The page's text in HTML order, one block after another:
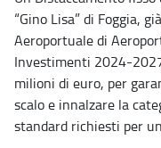
“Gino Lisa” di Foggia,
Aeroportuale di
Investimenti 2024-
milioni di euro, per
scalo e innalzare la
standard richiesti per